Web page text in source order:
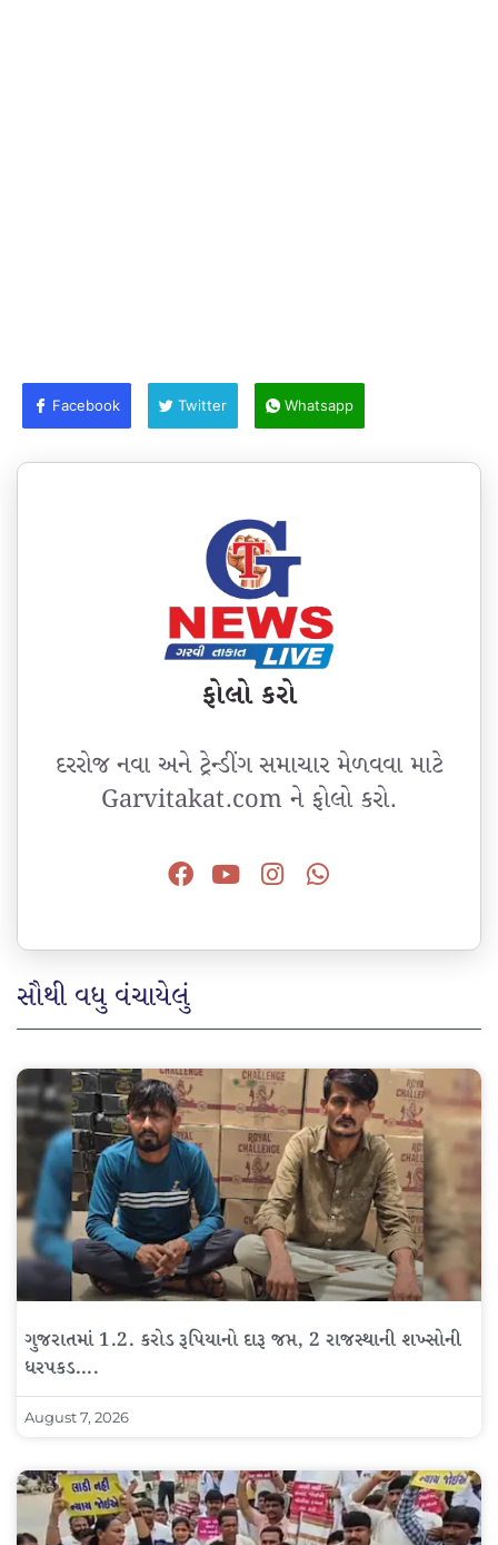
Facebook Twitter Whatsapp
ફોલો કરો
દરરોજ નવા અને ટ્રેન્ડીંગ સમાચાર મેળવવા માટે
Garvitakat.com ને ફોલો કરો.
સૌથી વધુ વંચાયેલું
ગુજરાતમાં 1.2. કરોડ રૂપિયાનો દારૂ જપ્ત, 2 રાજસ્થાની શખ્સોની
ધરપકડ….
August 7, 2026